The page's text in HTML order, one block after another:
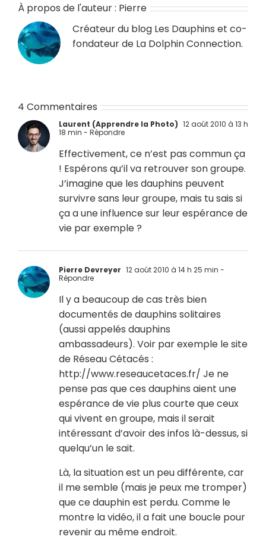
À propos de l'auteur : Pierre
Créateur du blog Les Dauphins et co-
fondateur de La Dolphin Connection.
4 Commentaires
Laurent (Apprendre la Photo) 12 août 2010 à 13 h
18 min - Répondre
Effectivement, ce n’est pas commun ça
! Espérons qu’il va retrouver son groupe.
J’imagine que les dauphins peuvent
survivre sans leur groupe, mais tu sais si
ça a une influence sur leur espérance de
vie par exemple ?
Pierre Devreyer 12 août 2010 à 14 h 25 min -
Répondre
Il y a beaucoup de cas très bien
documentés de dauphins solitaires
(aussi appelés dauphins
ambassadeurs). Voir par exemple le site
de Réseau Cétacés :
http://www.reseaucetaces.fr/ Je ne
pense pas que ces dauphins aient une
espérance de vie plus courte que ceux
qui vivent en groupe, mais il serait
intéressant d’avoir des infos là-dessus, si
quelqu’un le sait.
Là, la situation est un peu différente, car
il me semble (mais je peux me tromper)
que ce dauphin est perdu. Comme le
montre la vidéo, il a fait une boucle pour
revenir au même endroit.